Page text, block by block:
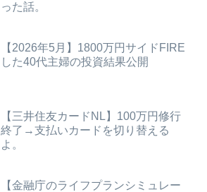
った話。
【2026年5月】1800万円サイドFIRE
した40代主婦の投資結果公開
【三井住友カードNL】100万円修行
終了→支払いカードを切り替える
よ。
【金融庁のライフプランシミュレー